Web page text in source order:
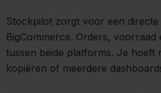
Stockpilot zorgt voor een
BigCommerce. Orders,
tussen beide platforms. Je hoeft
kopiëren of meerdere